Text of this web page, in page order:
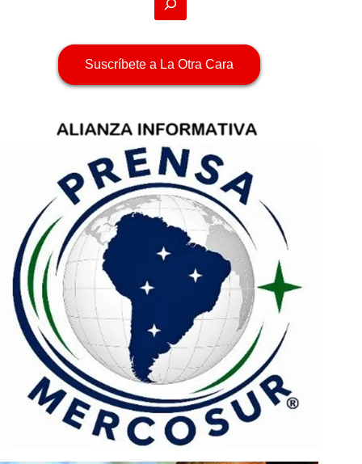
Suscríbete a La Otra Cara